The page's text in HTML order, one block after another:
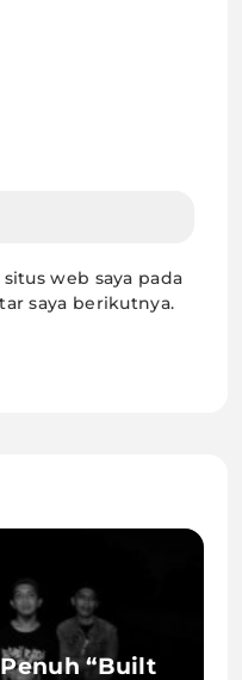
web saya pada
saya berikutnya.
“Built